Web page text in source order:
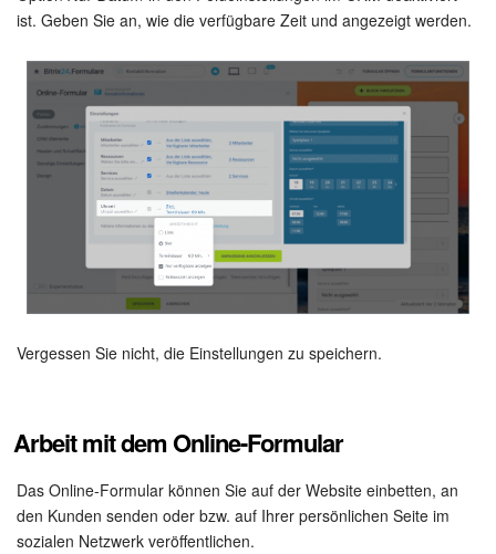
ist. Geben Sie an, wie die verfügbare Zeit und angezeigt werden.
Vergessen Sie nicht, die Einstellungen zu speichern.
Arbeit mit dem Online-Formular
Das Online-Formular können Sie auf der Website einbetten, an
den Kunden senden oder bzw. auf Ihrer persönlichen Seite im
sozialen Netzwerk veröffentlichen.